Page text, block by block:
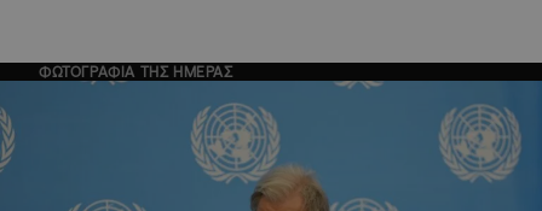
ΦΩΤΟΓΡΑΦΙΑ ΤΗΣ ΗΜΕΡΑΣ